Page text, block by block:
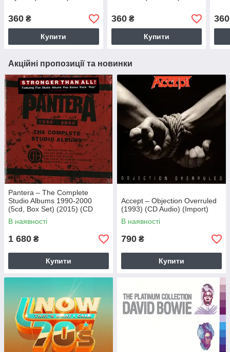
360 ₴
Купити
360₴
Купити
360
Акційні пропозиції та новинки
Pantera – The Complete
Studio Albums 1990-2000
(5cd, Box Set) (2015) (CD
Audio) (Import)
В наявності
1 680 ₴
Купити
Accept – Objection Overruled
(1993) (CD Audio) (Import)
В наявності
790 ₴
Купити